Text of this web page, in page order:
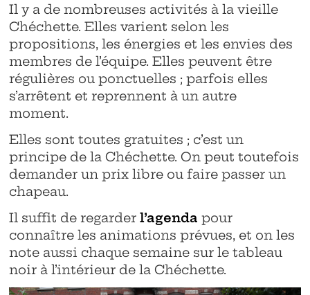
Il y a de nombreuses activités à la vieille
Chéchette. Elles varient selon les
propositions, les énergies et les envies des
membres de l’équipe. Elles peuvent être
régulières ou ponctuelles ; parfois elles
s’arrêtent et reprennent à un autre
moment.
Elles sont toutes gratuites ; c’est un
principe de la Chéchette. On peut toutefois
demander un prix libre ou faire passer un
chapeau.
Il suffit de regarderl’agenda pour
connaître les animations prévues, et on les
note aussi chaque semaine sur le tableau
noir à l’intérieur de la Chéchette.